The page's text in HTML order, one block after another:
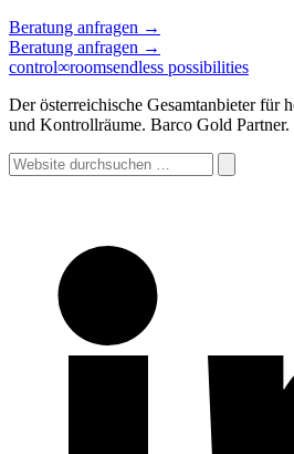
Beratung anfragen →
Beratung anfragen →
control∞roomsendless possibilities
Der österreichische Gesamtanbieter für
und Kontrollräume. Barco Gold Partner.
Website
durchsuchen